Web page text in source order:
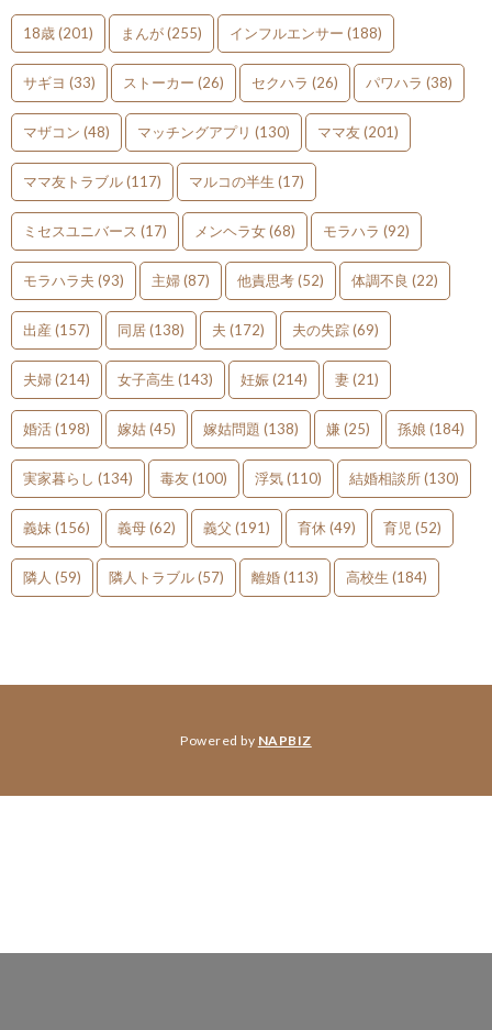
18歳(201) まんが(255) インフルエンサー (188)
サギヨ (33) ストーカー (26) セクハラ (26) パワハラ (38)
マザコン (48) マッチングアプリ (130) ママ友(201)
ママ友トラブル(117) マルコの半生 (17)
ミセスユニバース (17) メンヘラ女(68) モラハラ (92)
モラハラ夫 (93) 主婦(87) 他責思考(52) 体調不良 (22)
出産 (157) 同居(138) 夫 (172) 夫の失踪(69)
夫婦(214) 女子高生 (143) 妊娠(214) 妻(21)
婚活(198) 嫁姑(45) 嫁姑問題 (138) 嫌 (25) 孫娘 (184)
実家暮らし (134) 毒友(100) 浮気(110) 結婚相談所(130)
義妹 (156) 義母(62) 義父 (191) 育休 (49) 育児 (52)
隣人 (59) 隣人トラブル(57) 離婚(113) 高校生 (184)
Powered by NAPBIZ